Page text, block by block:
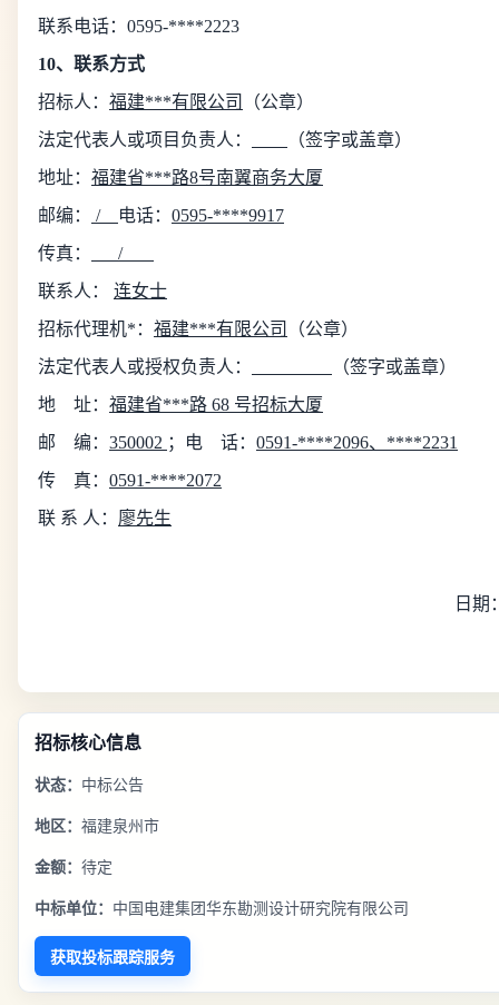
联系电话： 0595-****2223
10、联系方式
招标人： 福建***有限公司
（公章）
法定代表人或项目负责人：
（签字或盖章）
地址： 福建省***路8号南翼商务大厦
邮编：
/ 电话： 0595-****9917
传真：
/
联系人：
连女士
招标代理机*： 福建***有限公司
（公章）
法定代表人或授权负责人：
（签字或盖章）
地
址： 福建省***路 68 号招标大厦
邮
编： 350002 ；电 话： 0591-****2096、****2231
传
真： 0591-****2072
联 系 人： 廖先生
日期
招标核心信息
状态： 中标公告
地区： 福建泉州市
金额： 待定
中标单位： 中国电建集团华东勘测设计研究院有限公司
获取投标跟踪服务